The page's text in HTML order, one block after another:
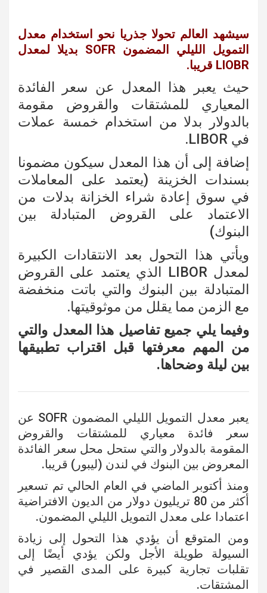
سيشهد العالم تحولا جذريا نحو استخدام معدل
التمويل الليلي المضمون SOFR بديلا لمعدل
LIOBR قريبا.
حيث يعبر هذا المعدل عن سعر الفائدة
المعياري للمشتقات والقروض مقومة
بالدولار بدلا من استخدام خمسة عملات
في LIBOR.
إضافة إلى أن هذا المعدل سيكون مضمونا
بسندات الخزينة (يعتمد على المعاملات
في سوق إعادة شراء الخزانة بدلات من
الاعتماد على القروض المتبادلة بين
البنوك)
ويأتي هذا التحول بعد الانتقادات الكبيرة
لمعدل LIBOR الذي يعتمد على القروض
المتبادلة بين البنوك والتي باتت منخفضة
مع الزمن مما يقلل من موثوقيتها.
وفيما يلي جميع تفاصيل هذا المعدل والتي
من المهم معرفتها قبل اقتراب تطبيقها
بين ليلة وضحاها.
يعبر معدل التمويل الليلي المضمون SOFR عن
سعر فائدة معياري للمشتقات والقروض
المقومة بالدولار والتي ستحل محل سعر الفائدة
المعروض بين البنوك في لندن (ليبور) قريبا.
ومنذ أكتوبر الماضي في العام الحالي تم تسعير
أكثر من 80 تريليون دولار من الديون الافتراضية
اعتمادا على معدل التمويل الليلي المضمون.
ومن المتوقع أن يؤدي هذا التحول إلى زيادة
السيولة طويلة الأجل ولكن يؤدي أيضًا إلى
تقلبات تجارية كبيرة على المدى القصير في
المشتقات.